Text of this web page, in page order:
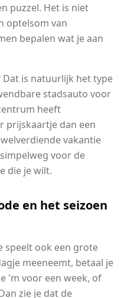
puzzel. Het is niet
optelsom van
bepalen wat je aan
is natuurlijk het type
stadsauto voor
heeft
prijskaartje dan een
vakantie
voor de
die je wilt.
en het seizoen
speelt ook een grote
meeneemt, betaal je
'm voor een week, of
zie je dat de